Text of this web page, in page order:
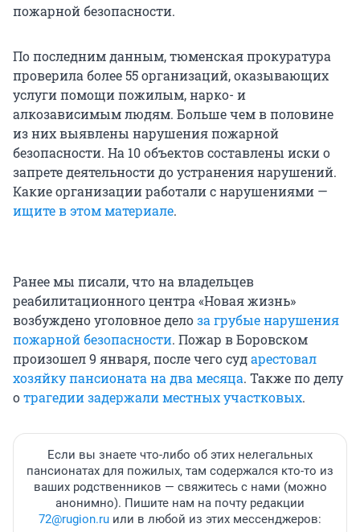
пожарной безопасности.
По последним данным, тюменская прокуратура
проверила более 55 организаций, оказывающих
услуги помощи пожилым, нарко- и
алкозависимым людям. Больше чем в половине
из них выявлены нарушения пожарной
безопасности. На 10 объектов составлены иски о
запрете деятельности до устранения нарушений.
Какие организации работали с нарушениями —
ищите в этом материале.
Ранее мы писали, что на владельцев
реабилитационного центра «Новая жизнь»
возбуждено уголовное делоза грубые нарушения
пожарной безопасности. Пожар в Боровском
произошел 9 января, после чего сударестовал
хозяйку пансионата на два месяца. Также по делу
отрагедиизадержали местных участковых.
Если вы знаете что-либо об этих нелегальных
пансионатах для пожилых, там содержался кто-то из
ваших родственников — свяжитесь с нами (можно
анонимно). Пишите нам на почту редакции
72@rugion.ru или в любой из этих мессенджеров: